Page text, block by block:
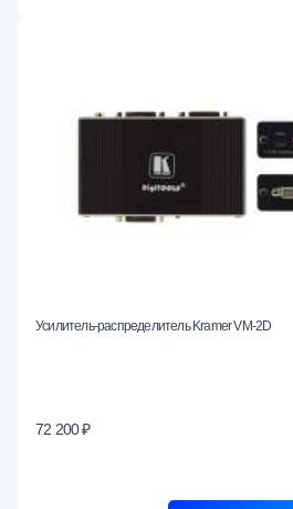
Усилитель-распределитель Kramer VM-2D
72 200 ₽